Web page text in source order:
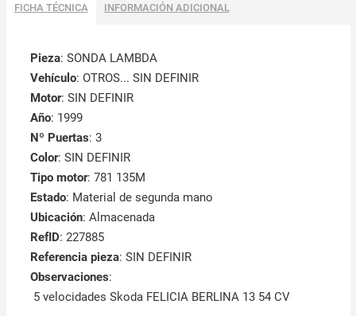
FICHA TÉCNICA INFORMACIÓN ADICIONAL
Pieza: SONDA LAMBDA
Vehículo: OTROS... SIN DEFINIR
Motor: SIN DEFINIR
Año: 1999
Nº Puertas: 3
Color: SIN DEFINIR
Tipo motor: 781 135M
Estado: Material de segunda mano
Ubicación: Almacenada
RefID: 227885
Referencia pieza: SIN DEFINIR
Observaciones:
5 velocidades Skoda FELICIA BERLINA 13 54 CV